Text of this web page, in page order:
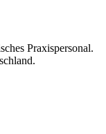
Praxispersonal.